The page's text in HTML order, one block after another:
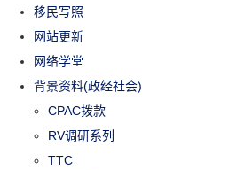
移民写照
网站更新
网络学堂
背景资料(政经社会)
CPAC拨款
RV调研系列
TTC